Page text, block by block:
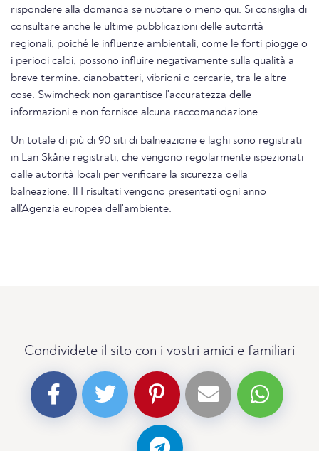
rispondere alla domanda se nuotare o meno qui. Si consiglia di
consultare anche le ultime pubblicazioni delle autorità
regionali, poiché le influenze ambientali, come le forti piogge o
i periodi caldi, possono influire negativamente sulla qualità a
breve termine. cianobatteri, vibrioni o cercarie, tra le altre
cose. Swimcheck non garantisce l'accuratezza delle
informazioni e non fornisce alcuna raccomandazione.
Un totale di più di 90 siti di balneazione e laghi sono registrati
in Län Skåne registrati, che vengono regolarmente ispezionati
dalle autorità locali per verificare la sicurezza della
balneazione. Il I risultati vengono presentati ogni anno
all'Agenzia europea dell'ambiente.
Condividete il sito con i vostri amici e familiari